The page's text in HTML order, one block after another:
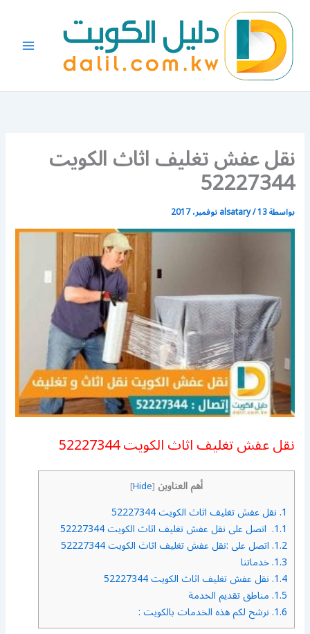
المحتوى
نقل عفش تغليف اثاث الكويت
52227344
بواسطة alsatary/13 نوفمبر، 2017
نقل عفش تغليف اثاث الكويت 52227344
أهم العناوين [
Hide
]
1. نقل عفش تغليف اثاث الكويت 52227344
1.1. اتصل على نقل عفش تغليف اثاث الكويت 52227344
1.2. اتصل على :نقل عفش تغليف اثاث الكويت 52227344
1.3. خدماتنا
1.4. نقل عفش تغليف اثاث الكويت 52227344
1.5. مناطق تقديم الخدمة
1.6. نرشح لكم هذه الخدمات بالكويت :